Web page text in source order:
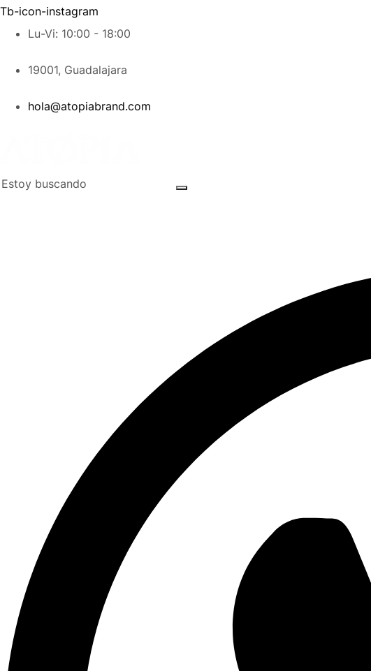
Tb-icon-instagram
Lu-Vi: 10:00 - 18:00
19001, Guadalajara
hola@atopiabrand.com